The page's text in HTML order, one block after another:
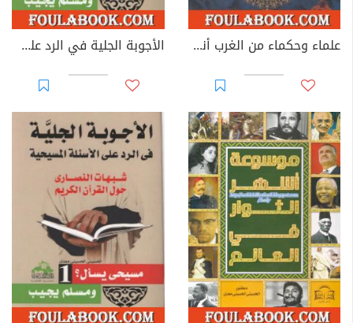
علماء وحكماء من الغرب أنصفوا الإسلام الأجوبة الجلية في الرد على الأسئلة المسيحية: شبهات النصارى حول القرآن الكريم - الجزء الثاني